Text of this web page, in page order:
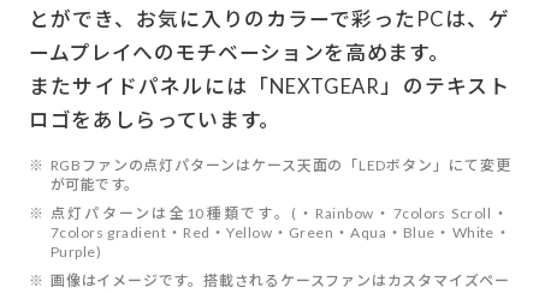
とができ、お気に入りのカラーで彩ったPCは、ゲ
ームプレイへのモチベーションを高めます。
またサイドパネルには「NEXTGEAR」のテキスト
ロゴをあしらっています。
※ RGBファンの点灯パターンはケース天面の「LEDボタン」にて変更
が可能です。
※ 点灯パターンは全10種類です。(・Rainbow・7colors Scroll・
7colors gradient・Red・Yellow・Green・Aqua・Blue・White・
Purple)
※ 画像はイメージです。搭載されるケースファンはカスタマイズペー